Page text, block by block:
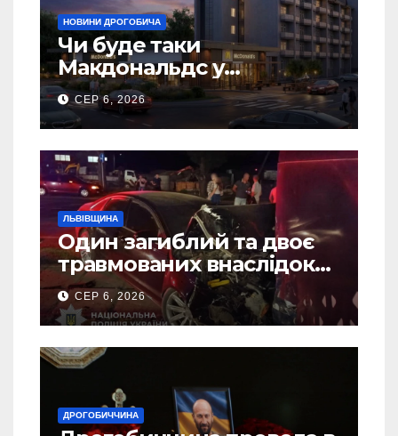
НОВИНИ ДРОГОБИЧА
Чи буде таки
Макдональдс у
Дрогобичі? (Фото)
СЕР 6, 2026
ЛЬВІВЩИНА
Один загиблий та двоє
травмованих внаслідок
ДТП на Самбірщині
СЕР 6, 2026
ДРОГОБИЧЧИНА